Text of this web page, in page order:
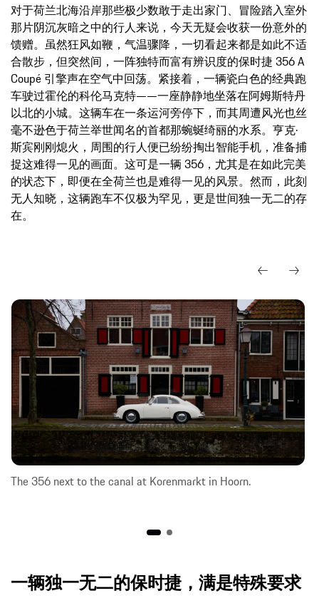
对于荷兰北海沿岸那些极少数敢于走出家门、冒险踏入室外
那片阴沉灰暗之中的行人来说，今天无疑会收获一份意外的
馈赠。虽然狂风如鞭，气温骤降，一切看起来都是如此不适
合散步，但突然间，一阵独特而富有辨识度的保时捷 356 A
Coupé 引擎声在空气中回荡。紧接着，一辆瓷白色的经典跑
车驶过霍伦的科伦马克特——一座静静地坐落在阿姆斯特丹
以北的小城。这辆车在一条运河旁停下，而其周遭风光也丝
毫不逊色于荷兰举世闻名的首都那蜿蜒绮丽的水系。亨克·
斯宾刚刚熄火，周围的行人便已纷纷掏出智能手机，准备捕
捉这难得一见的画面。这可是一辆 356，尤其是在如此完美
的状态下，即便在全荷兰也是难得一见的风景。然而，此刻
无人知晓，这辆跑车不仅极为罕见，更是世间独一无二的存
在。
The 356 next to the canal at Korenmarkt in Hoorn.
一辆独一无二的保时捷，满是特殊要求